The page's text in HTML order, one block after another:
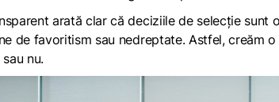
arată clar că deciziile de selecție sunt
de favoritism sau nedreptate. Astfel, creăm
nu.